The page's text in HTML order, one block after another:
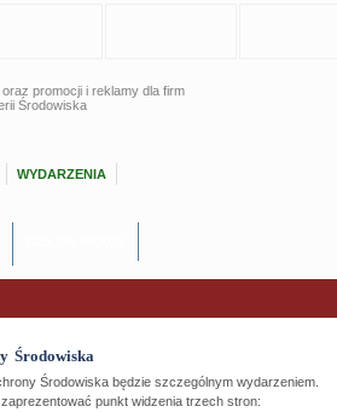
promocji i reklamy dla firm
Środowiska
WYDARZENIA
Środowiska
Środowiska będzie szczególnym wydarzeniem.
punkt widzenia trzech stron: